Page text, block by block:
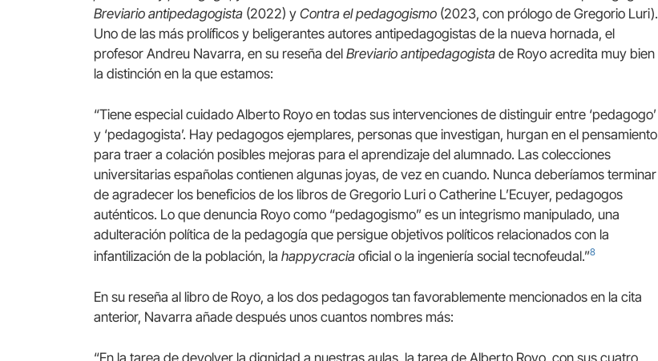
Breviario antipedagogista (2022) yContra el pedagogismo (2023, con prólogo de Gregorio Luri).
Uno de las más prolíficos y beligerantes autores antipedagogistas de la nueva hornada, el
profesor Andreu Navarra, en su reseña delBreviario antipedagogista de Royo acredita muy bien
la distinción en la que estamos:
“Tiene especial cuidado Alberto Royo en todas sus intervenciones de distinguir entre ‘pedagogo’
y ‘pedagogista’. Hay pedagogos ejemplares, personas que investigan, hurgan en el pensamiento
para traer a colación posibles mejoras para el aprendizaje del alumnado. Las colecciones
universitarias españolas contienen algunas joyas, de vez en cuando. Nunca deberíamos terminar
de agradecer los beneficios de los libros de Gregorio Luri o Catherine L’Ecuyer, pedagogos
auténticos. Lo que denuncia Royo como “pedagogismo” es un integrismo manipulado, una
adulteración política de la pedagogía que persigue objetivos políticos relacionados con la
infantilización de la población, lahappycraciaoficial o la ingeniería social tecnofeudal.”8
En su reseña al libro de Royo, a los dos pedagogos tan favorablemente mencionados en la cita
anterior, Navarra añade después unos cuantos nombres más: